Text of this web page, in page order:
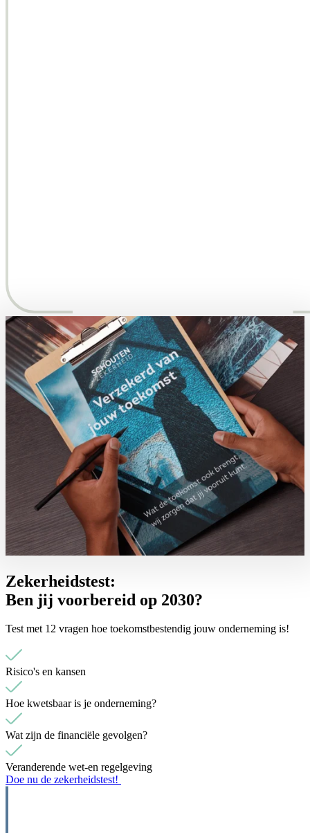
Zekerheidstest:
Ben jij voorbereid op 2030?
Test met 12 vragen hoe toekomstbestendig jouw onderneming is!
Risico's en kansen
Hoe kwetsbaar is je onderneming?
Wat zijn de financiële gevolgen?
Veranderende wet-en regelgeving
Doe nu de zekerheidstest!